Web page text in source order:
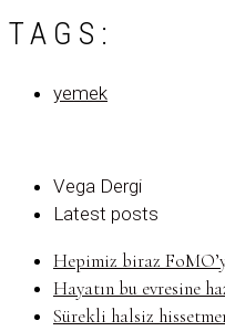
TAGS:
yemek
Vega Dergi
Latest posts
Hepimiz biraz
Hayatın bu evresine
Sürekli halsiz